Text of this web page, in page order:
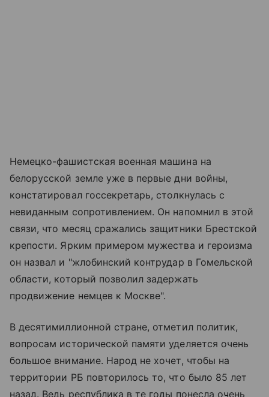
Немецко-фашистская военная машина на
белорусской земле уже в первые дни войны,
констатировал госсекретарь, столкнулась с
невиданным сопротивлением. Он напомнил в этой
связи, что месяц сражались защитники Брестской
крепости. Ярким примером мужества и героизма
он назвал и "жлобинский контрудар в Гомельской
области, который позволил задержать
продвижение немцев к Москве".
В десятимиллионной стране, отметил политик,
вопросам исторической памяти уделяется очень
большое внимание. Народ не хочет, чтобы на
территории РБ повторилось то, что было 85 лет
назад. Ведь республика в те годы понесла очень